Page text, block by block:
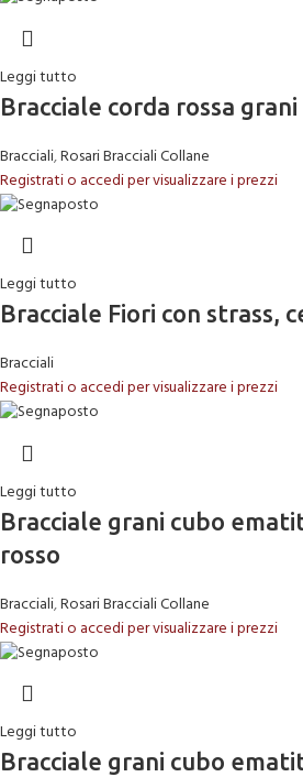
Leggi tutto
Bracciale corda rossa
Bracciali,Rosari Bracciali Collane
Registrati o accedi per visualizzare i prezzi
Leggi tutto
Bracciale Fiori con strass,
Bracciali
Registrati o accedi per visualizzare i prezzi
Leggi tutto
Bracciale grani cubo
rosso
Bracciali,Rosari Bracciali Collane
Registrati o accedi per visualizzare i prezzi
Leggi tutto
Bracciale grani cubo